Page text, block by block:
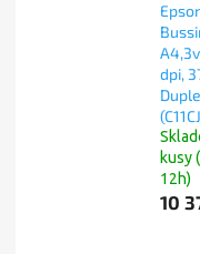
dpi,
kusy
12h)
10